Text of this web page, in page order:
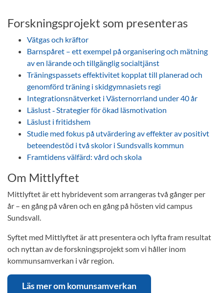
Forskningsprojekt som presenteras
Vätgas och kräftor
Barnspåret – ett exempel på organisering och mätning
av en lärande och tillgänglig socialtjänst
Träningspassets effektivitet kopplat till planerad och
genomförd träning i skidgymnasiets regi
Integrationsnätverket i Västernorrland under 40 år
Läslust ‑ Strategier för ökad läsmotivation
Läslust i fritidshem
Studie med fokus på utvärdering av effekter av positivt
beteendestöd i två skolor i Sundsvalls kommun
Framtidens välfärd: vård och skola
Om Mittlyftet
Mittlyftet är ett hybridevent som arrangeras två gånger per
år – en gång på våren och en gång på hösten vid campus
Sundsvall.
Syftet med Mittlyftet är att presentera och lyfta fram resultat
och nyttan av de forskningsprojekt som vi håller inom
kommunsamverkan i vår region.
Läs mer om komunsamverkan